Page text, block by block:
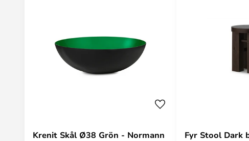
Krenit Skål Ø38 Grön - Normann
Fyr Stool Dark